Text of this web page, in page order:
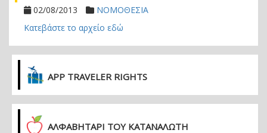
02/08/2013
ΝΟΜΟΘΕΣΙΑ
Κατεβάστε το αρχείο εδώ
APP TRAVELER RIGHTS
ΑΛΦΑΒΗΤΑΡΙ ΤΟΥ ΚΑΤΑΝΑΛΩΤΗ